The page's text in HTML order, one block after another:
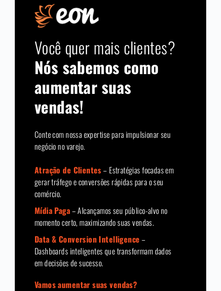
Você quer mais clientes?
Nós sabemos como
aumentar suas
vendas!
Conte com nossa expertise para impulsionar seu
negócio no varejo.
Atração de Clientes– Estratégias focadas em
gerar tráfego e conversões rápidas para o seu
comércio.
Mídia Paga– Alcançamos seu público-alvo no
momento certo, maximizando suas vendas.
Data & Conversion Intelligence –
Dashboards inteligentes que transformam dados
em decisões de sucesso.
Vamos aumentar suas vendas?